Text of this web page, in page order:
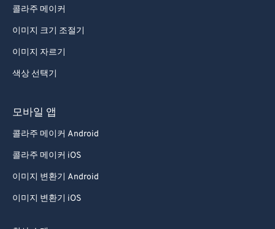
콜라주 메이커
이미지 크기 조절기
이미지 자르기
색상 선택기
모바일 앱
콜라주 메이커 Android
콜라주 메이커 iOS
이미지 변환기 Android
이미지 변환기 iOS